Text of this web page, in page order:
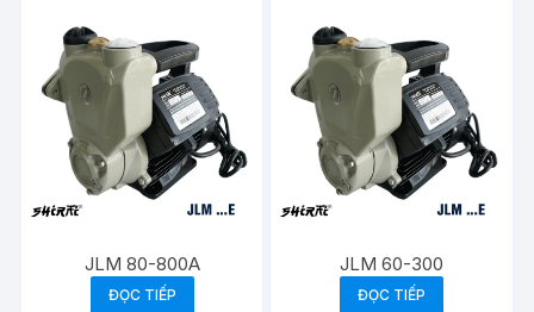
JLM 80-800A
ĐỌC TIẾP
JLM 60-300
ĐỌC TIẾP